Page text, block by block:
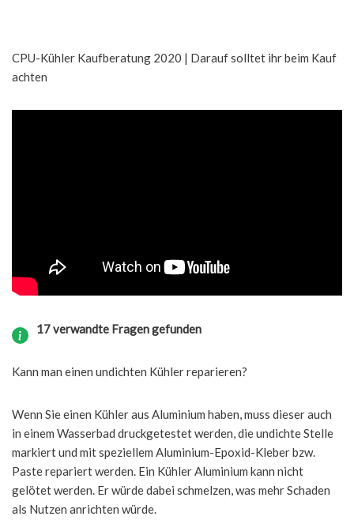
CPU-Kühler Kaufberatung 2020 | Darauf solltet ihr beim Kauf
achten
17 verwandte Fragen gefunden
Kann man einen undichten Kühler reparieren?
Wenn Sie einen Kühler aus Aluminium haben, muss dieser auch
in einem Wasserbad druckgetestet werden, die undichte Stelle
markiert und mit speziellem Aluminium-Epoxid-Kleber bzw.
Paste repariert werden. Ein Kühler Aluminium kann nicht
gelötet werden. Er würde dabei schmelzen, was mehr Schaden
als Nutzen anrichten würde.